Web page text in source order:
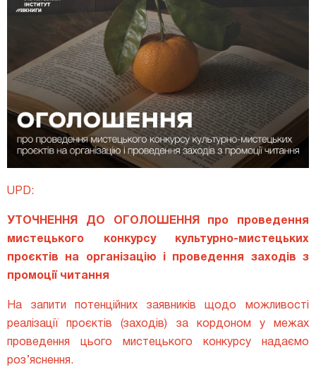
UPD:
УТОЧНЕННЯ ДО ОГОЛОШЕННЯ про проведення
мистецького конкурсу культурно-мистецьких
проєктів на організацію і проведення заходівз
промоції читання
На запити потенційних заявників щодо можливості
реалізації проєктів (заходів) за кордоном у межах
проведення цього мистецького конкурсу надаємо
роз’яснення.